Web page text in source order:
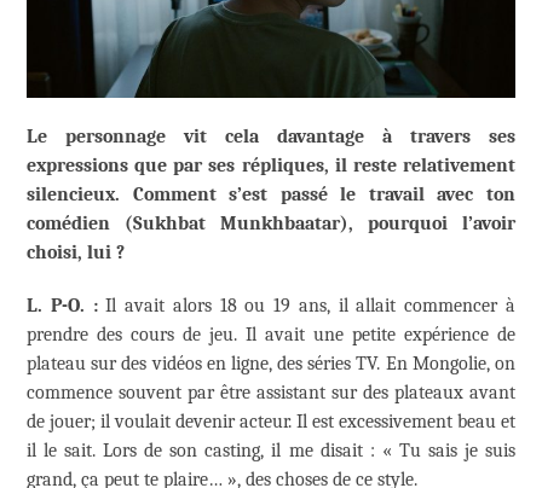
Le personnage vit cela davantage à travers ses
expressions que par ses répliques, il reste relativement
silencieux. Comment s’est passé le travail avec ton
comédien (Sukhbat Munkhbaatar), pourquoi l’avoir
choisi, lui ?
L. P-O. :Il avait alors 18 ou 19 ans, il allait commencer à
prendre des cours de jeu. Il avait une petite expérience de
plateau sur des vidéos en ligne, des séries TV. En Mongolie, on
commence souvent par être assistant sur des plateaux avant
de jouer; il voulait devenir acteur. Il est excessivement beau et
il le sait. Lors de son casting, il me disait : « Tu sais je suis
grand, ça peut te plaire… », des choses de ce style.